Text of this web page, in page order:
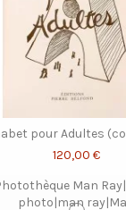
pour Adultes
120,00 €